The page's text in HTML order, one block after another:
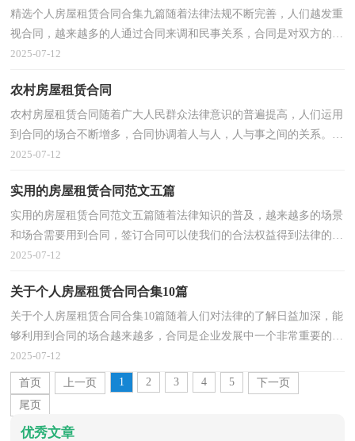
精选个人房屋租赁合同合集九篇随着法律法规不断完善，人们越发重
视合同，越来越多的人通过合同来调和民事关系，合同是对双方的保
障又是一种约束。那么大家知道合同的格式吗？以下是...
2025-07-12
农村房屋租赁合同
农村房屋租赁合同随着广大人民群众法律意识的普遍提高，人们运用
到合同的场合不断增多，合同协调着人与人，人与事之间的关系。相
信很多朋友都对拟合同感到非常苦恼吧，下面是小编收...
2025-07-12
实用的房屋租赁合同范文五篇
实用的房屋租赁合同范文五篇随着法律知识的普及，越来越多的场景
和场合需要用到合同，签订合同可以使我们的合法权益得到法律的保
障。知道吗，写合同可是有方法的哦，下面是小编为大...
2025-07-12
关于个人房屋租赁合同合集10篇
关于个人房屋租赁合同合集10篇随着人们对法律的了解日益加深，能
够利用到合同的场合越来越多，合同是企业发展中一个非常重要的因
素。你所见过的合同是什么样的呢？下面是小编精心...
2025-07-12
首页 上一页 1 2 3 4 5
下一页
尾页
优秀文章